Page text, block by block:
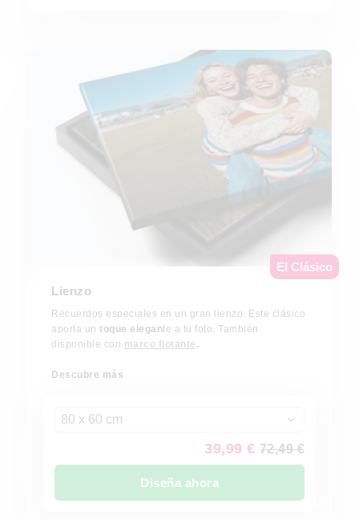
El Clásico
Lienzo
Recuerdos especiales en un gran lienzo. Este clásico
aporta un toque elegante a tu foto. También
disponible con marco flotante .
Descubre más
80 x 60 cm
39,99 € 72,49 €
Diseña ahora